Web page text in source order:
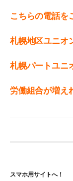
こちらの電話を
札幌地区ユニ
札幌パートユニ
労働組合が増え
スマホ用サイトへ！